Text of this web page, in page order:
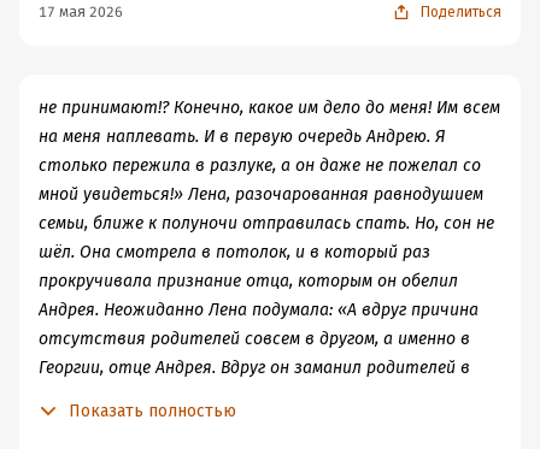
не в его правилах выключать телефон. Давай я сейчас
Утром я в любом случае тебе позвоню. И он
17 мая 2026 Поделиться
не принимают!? Конечно, какое им дело до меня! Им всем
на меня наплевать. И в первую очередь Андрею. Я
столько пережила в разлуке, а он даже не пожелал со
мной увидеться!» Лена, разочарованная равнодушием
семьи, ближе к полуночи отправилась спать. Но, сон не
шёл. Она смотрела в потолок, и в который раз
прокручивала признание отца, которым он обелил
Андрея. Неожиданно Лена подумала: «А вдруг причина
отсутствия родителей совсем в другом, а именно в
Георгии, отце Андрея. Вдруг он заманил родителей в
Показать полностью